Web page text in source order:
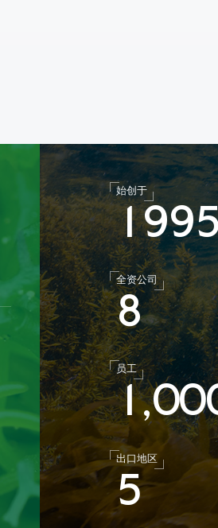
始创于
1 99
全资公司
8
员工
1,00
出口地区
5